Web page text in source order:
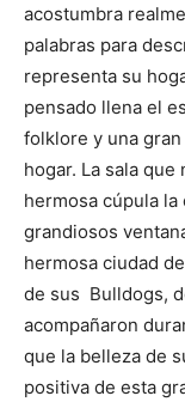
acostumbra
palabras para
representa su
pensado llena el
folklore y una
hogar. La sala
hermosa cúpula
grandiosos
hermosa ciudad
de sus Bulldogs,
acompañaron
que la belleza de
positiva de esta